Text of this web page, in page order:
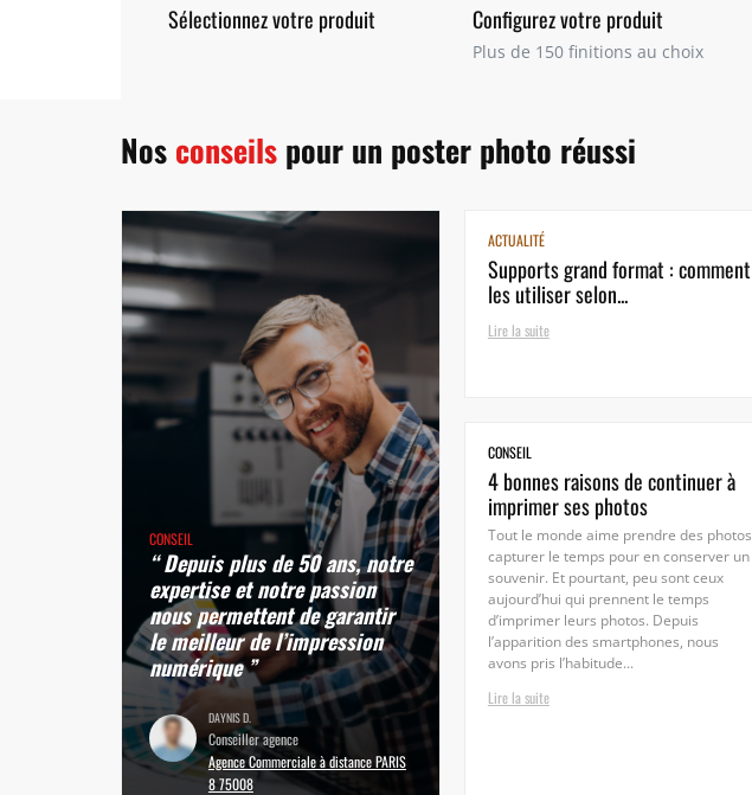
Sélectionnez votre produit Configurez votre produit
Plus de 150 finitions au choix
Nosconseilspour un poster photo réussi
CONSEIL
“ Depuis plus de 50 ans, notre
expertise et notre passion
nous permettent de garantir
le meilleur de l’impression
numérique ”
DAYNIS D.
Conseiller agence
Agence Commerciale à distance PARIS
8 75008
ACTUALITÉ
Supports grand format : comment
les utiliser selon...
Lire la suite
CONSEIL
4 bonnes raisons de continuer à
imprimer ses photos
Tout le monde aime prendre des photos,
capturer le temps pour en conserver un
souvenir. Et pourtant, peu sont ceux
aujourd’hui qui prennent le temps
d’imprimer leurs photos. Depuis
l’apparition des smartphones, nous
avons pris l’habitude...
Lire la suite